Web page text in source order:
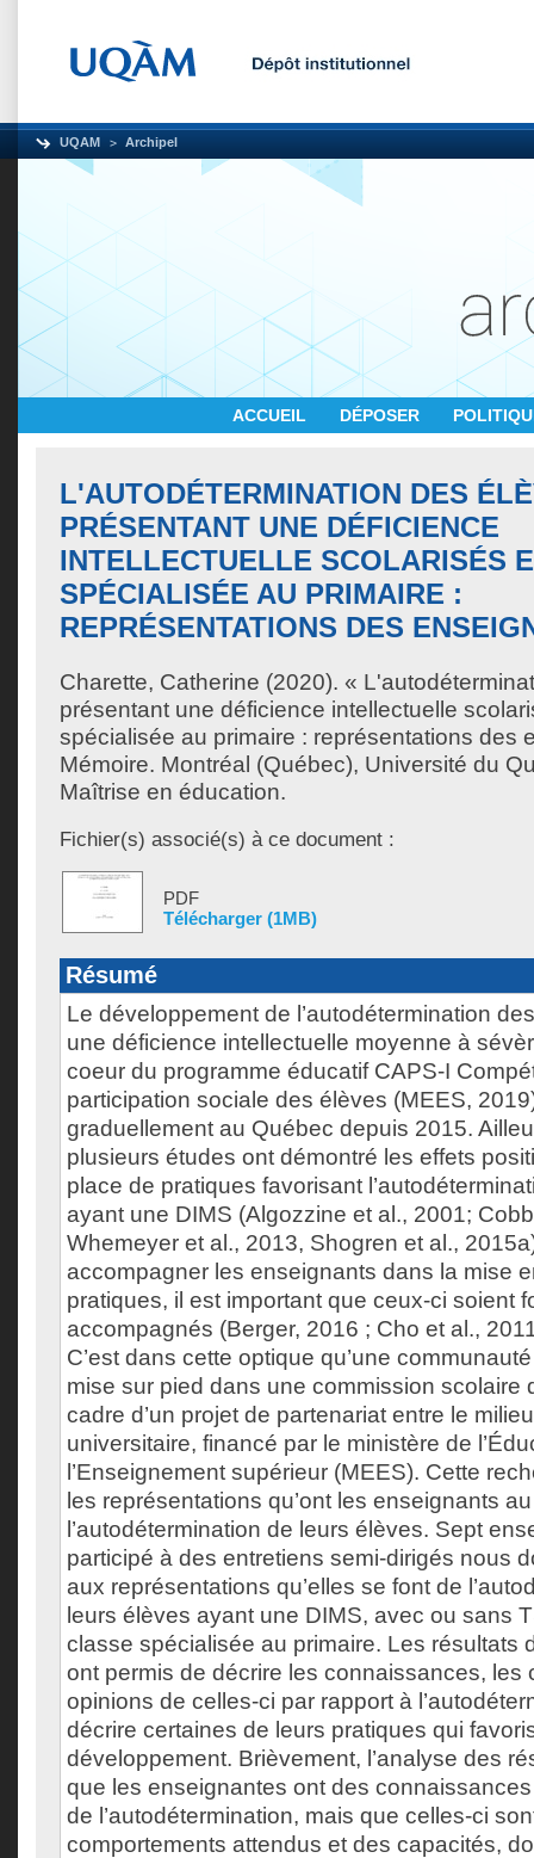
UQAM Archipel
ACCUEIL DÉPOSER
L'AUTODÉTERMINATION DES
PRÉSENTANT UNE DÉFICIENCE
INTELLECTUELLE SCOLARISÉS
SPÉCIALISÉE AU PRIMAIRE :
REPRÉSENTATIONS DES
Charette, Catherine (2020). «
présentant une déficience intellectuelle
spécialisée au primaire : représentations des
Mémoire. Montréal (Québec), Université du
Maîtrise en éducation.
Fichier(s) associé(s) à ce document :
PDF
Télécharger (1MB)
Résumé
Le développement de l’autodétermination
une déficience intellectuelle moyenne à
coeur du programme éducatif CAPS-I
participation sociale des élèves (MEES,
graduellement au Québec depuis 2015.
plusieurs études ont démontré les effets
place de pratiques favorisant
ayant une DIMS (Algozzine et al., 2001;
Whemeyer et al., 2013, Shogren et al.,
accompagner les enseignants dans la mise
pratiques, il est important que ceux-ci soient
accompagnés (Berger, 2016 ; Cho et al.,
C’est dans cette optique qu’une
mise sur pied dans une commission scolaire
cadre d’un projet de partenariat entre le
universitaire, financé par le ministère de
l’Enseignement supérieur (MEES). Cette
les représentations qu’ont les enseignants
l’autodétermination de leurs élèves. Sept
participé à des entretiens semi-dirigés nous
aux représentations qu’elles se font de
leurs élèves ayant une DIMS, avec ou sans
classe spécialisée au primaire. Les résultats
ont permis de décrire les connaissances, les
opinions de celles-ci par rapport à
décrire certaines de leurs pratiques qui
développement. Brièvement, l’analyse des
que les enseignantes ont des
de l’autodétermination, mais que celles-ci
comportements attendus et des capacités,